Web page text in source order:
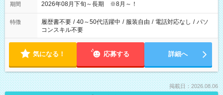
期間 2026年08月下旬～長期 ※8月～！
特徴 履歴書不要 / 40～50代活躍中 / 服装自由 / 電話対応なし / パソ
コンスキル不要
気になる！ 応募する 詳細へ
掲載日：2026.08.06